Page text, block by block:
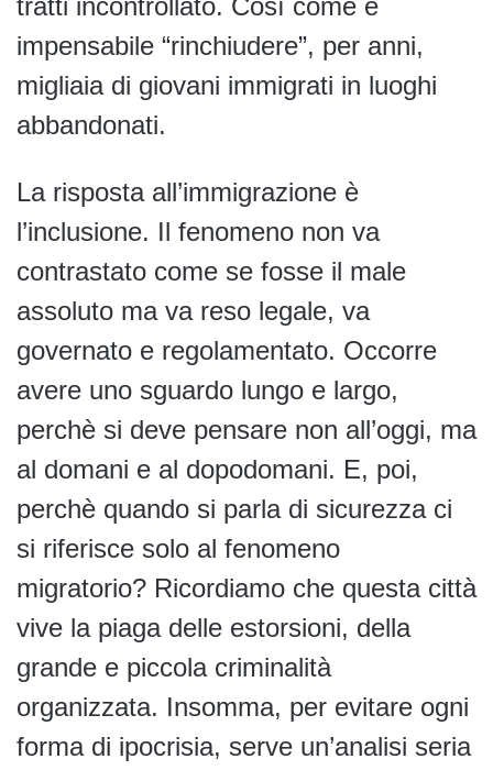
tratti incontrollato. Così come è
impensabile “rinchiudere”, per anni,
migliaia di giovani immigrati in luoghi
abbandonati.
La risposta all’immigrazione è
l’inclusione. Il fenomeno non va
contrastato come se fosse il male
assoluto ma va reso legale, va
governato e regolamentato. Occorre
avere uno sguardo lungo e largo,
perchè si deve pensare non all’oggi, ma
al domani e al dopodomani. E, poi,
perchè quando si parla di sicurezza ci
si riferisce solo al fenomeno
migratorio? Ricordiamo che questa città
vive la piaga delle estorsioni, della
grande e piccola criminalità
organizzata. Insomma, per evitare ogni
forma di ipocrisia, serve un’analisi seria